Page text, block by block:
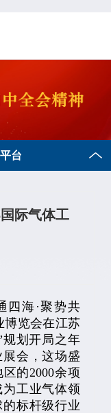
台
际气体工
海·聚势共
博览会在江苏
划开局之年
会，这场盛
的2000余项
工业气体领
标杆级行业